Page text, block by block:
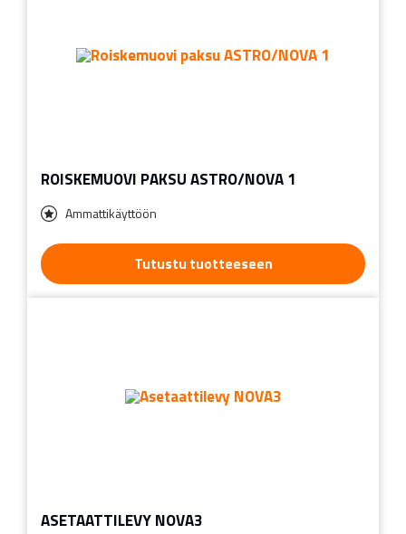
ROISKEMUOVI PAKSU ASTRO/NOVA 1
Ammattikäyttöön
Tutustu tuotteeseen
ASETAATTILEVY NOVA3